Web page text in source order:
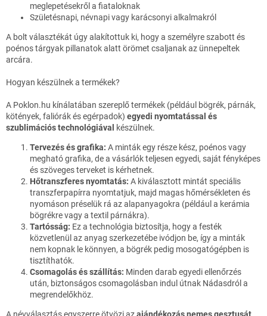
meglepetésekről a fiataloknak
Születésnapi, névnapi vagy karácsonyi alkalmakról
A bolt választékát úgy alakítottuk ki, hogy a személyre szabott és
poénos tárgyak pillanatok alatt örömet csaljanak az ünnepeltek
arcára.
Hogyan készülnek a termékek?
A Poklon.hu kínálatában szereplő termékek (például bögrék, párnák,
kötények, faliórák és egérpadok) egyedi nyomtatással és
szublimációs technológiával
készülnek.
Tervezés és grafika: A minták egy része kész, poénos vagy
megható grafika, de a vásárlók teljesen egyedi, saját fényképes
és szöveges terveket is kérhetnek.
Hőtranszferes nyomtatás: A kiválasztott mintát speciális
transzferpapírra nyomtatjuk, majd magas hőmérsékleten és
nyomáson préselük rá az alapanyagokra (például a kerámia
bögrékre vagy a textil párnákra).
Tartósság: Ez a technológia biztosítja, hogy a festék
közvetlenül az anyag szerkezetébe ivódjon be, így a minták
nem kopnak le könnyen, a bögrék pedig mosogatógépben is
tisztíthatók.
Csomagolás és szállítás: Minden darab egyedi ellenőrzés
után, biztonságos csomagolásban indul útnak Nádasdról a
megrendelőkhöz.
A névválasztás egyszerre ötvözi azajándékozás nemes gesztusát